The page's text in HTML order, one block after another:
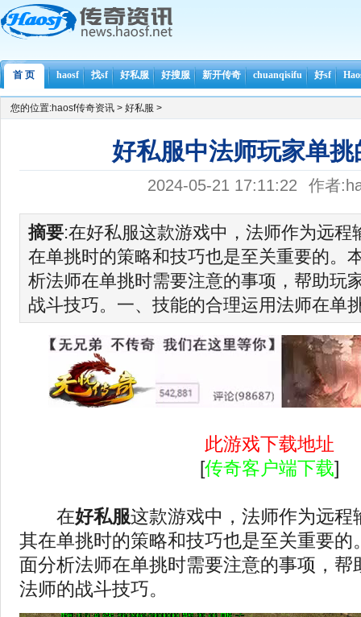
首 页 haosf 找sf 好私服 好搜服 新开传奇 chuanqisifu 好sf
您的位置:haosf传奇资讯 > 好私服 >
好私服中法师玩家单挑
2024-05-21 17:11:22 作者
摘要:在好私服这款游戏中，法师作为远程
在单挑时的策略和技巧也是至关重要的。
析法师在单挑时需要注意的事项，帮助玩
战斗技巧。一、技能的合理运用法师在单
此游戏下载地址
[传奇客户端下载]
在好私服这款游戏中，法师作为远程
其在单挑时的策略和技巧也是至关重要的
面分析法师在单挑时需要注意的事项，帮
法师的战斗技巧。